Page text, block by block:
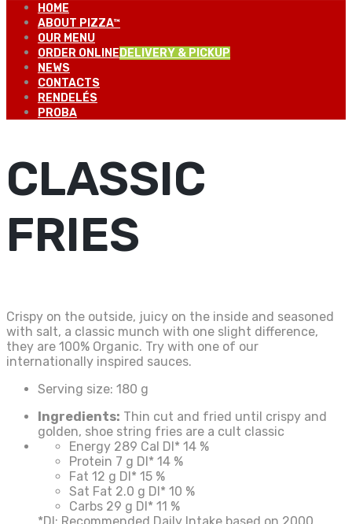
HOME
ABOUT PIZZA™
OUR MENU
ORDER ONLINE DELIVERY & PICKUP
NEWS
CONTACTS
RENDELÉS
PROBA
CLASSIC
FRIES
Crispy on the outside, juicy on the inside and seasoned
with salt, a classic munch with one slight difference,
they are 100% Organic. Try with one of our
internationally inspired sauces.
Serving size: 180 g
Ingredients: Thin cut and fried until crispy and
golden, shoe string fries are a cult classic
Energy 289 Cal DI* 14 %
Protein 7 g DI* 14 %
Fat 12 g DI* 15 %
Sat Fat 2.0 g DI* 10 %
Carbs 29 g DI* 11 %